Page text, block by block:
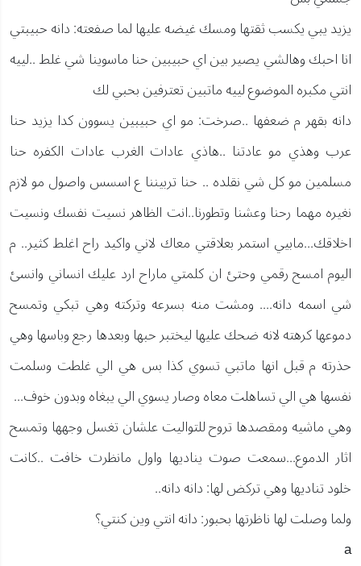
يزيد يبي يكسب ثقتها ومسك غيضه عليها لما صفعته: دانه حبيبتي
انا احبك وهالشي يصير بين اي حبيبين حنا ماسوينا شي غلط ..لييه
انتي مكبره الموضوع لييه ماتبين تعترفين بحبي لك
دانه بقهر م ضعفها ..صرخت: مو اي حبيبين يسوون كدا يزيد حنا
عرب وهذي مو عادتنا ..هاذي عادات الغرب عادات الكفره حنا
مسلمين مو كل شي نقلده .. حنا تربيننا ع اسسس واصول مو لازم
نغيره مهما رحنا وعشنا وتطورنا..انت الظاهر نسيت نفسك ونسيت
اخلاقك...مابيي استمر بعلاقتي معاك لاني واكيد راح اغلط كثير.. م
اليوم امسح رقمي وحتئ ان كلمتي ماراح ارد عليك انساني وانسئ
شي اسمه دانه.... ومشت منه بسرعه وتركته وهي تبكي وتمسح
دموعها كرهته لانه ضحك عليها ليختبر حبها وبعدها رجع وباسها وهي
حذرته م قبل انها ماتبي تسوي كذا بس هي الي غلطت وسلمت
نفسها هي الي تساهلت معاه وصار يسوي الي يبغاه وبدون خوف...
وهي ماشيه ومقصدها تروح للتواليت علشان تغسل وجهها وتمسح
اثار الدموع...سمعت صوت يناديها واول مانظرت خافت ..كانت
خلود تناديها وهي تركض لها: دانه دانه..
ولما وصلت لها ناظرتها بحبور: دانه انتي وين كنتي؟
a